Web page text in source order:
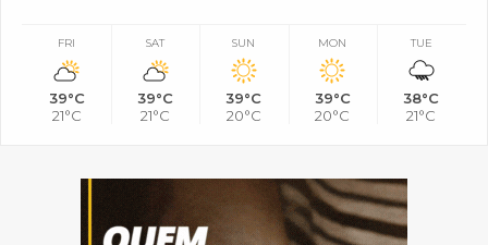
FRI
39°C
21°C
SAT
39°C
21°C
SUN
39°C
20°C
MON
39°C
20°C
TUE
38°C
21°C